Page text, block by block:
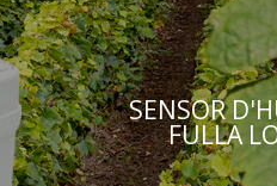
SENSOR
FULLA